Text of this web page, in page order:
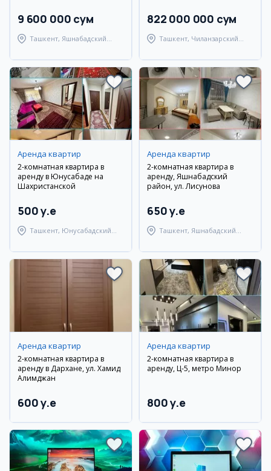
9 600 000 сум
Ташкент, Яшнабадский
822 000 000 сум
Ташкент, Чиланзарский
Аренда квартир
2-комнатная квартира в
аренду в Юнусабаде на
Шахристанской
500 y.e
Ташкент, Юнусабадский
Аренда квартир
2-комнатная квартира в
аренду, Яшнабадский
район, ул. Лисунова
650 y.e
Ташкент, Яшнабадский
Аренда квартир
2-комнатная квартира в
аренду в Дархане, ул. Хамид
Алимджан
600 y.e
Аренда квартир
2-комнатная квартира в
аренду, Ц-5, метро Минор
800 y.e